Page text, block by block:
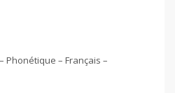
Phonétique – Français –